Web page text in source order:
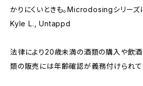
かりにくいときも。Microdosingシリーズ
Kyle L., Untappd
法律により20歳未満の酒類の購入や飲酒
類の販売には年齢確認が義務付けられて